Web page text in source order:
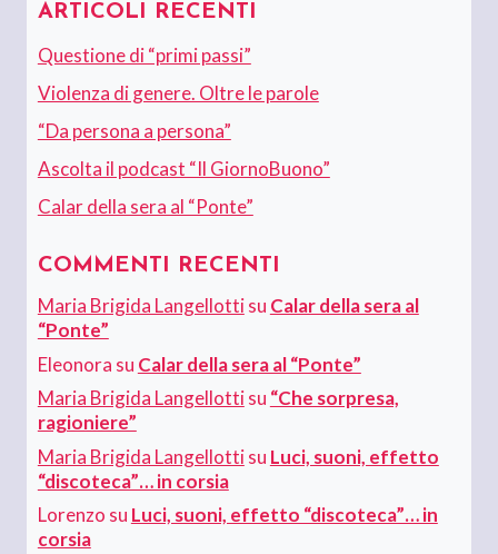
ARTICOLI RECENTI
Questione di “primi passi”
Violenza di genere. Oltre le parole
“Da persona a persona”
Ascolta il podcast “Il GiornoBuono”
Calar della sera al “Ponte”
COMMENTI RECENTI
Maria Brigida Langellottisu Calar della sera al
“Ponte”
Eleonora su Calar della sera al “Ponte”
Maria Brigida Langellottisu “Che sorpresa,
ragioniere”
Maria Brigida Langellottisu Luci, suoni, effetto
“discoteca”… in corsia
Lorenzo su Luci, suoni, effetto “discoteca”… in
corsia